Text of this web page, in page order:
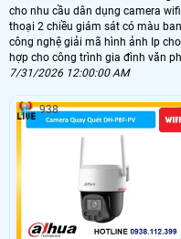
cho nhu cầu dân dụng camera
thoại 2 chiều giám sát có màu
công nghệ giải mã hình ảnh Ip
hợp cho công trình gia đình văn
7/31/2026 12:00:00 AM
938